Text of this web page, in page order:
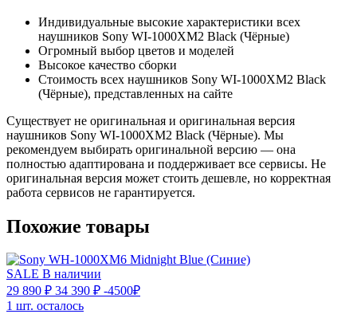
Индивидуальные высокие характеристики всех
наушников Sony WI-1000XM2 Black (Чёрные)
Огромный выбор цветов и моделей
Высокое качество сборки
Стоимость всех наушников Sony WI-1000XM2 Black
(Чёрные), представленных на сайте
Существует не оригинальная и оригинальная версия
наушников Sony WI-1000XM2 Black (Чёрные). Мы
рекомендуем выбирать оригинальной версию — она
полностью адаптирована и поддерживает все сервисы. Не
оригинальная версия может стоить дешевле, но корректная
работа сервисов не гарантируется.
Похожие товары
SALE В наличии
29 890 ₽ 34 390 ₽ -4500₽
1 шт. осталось